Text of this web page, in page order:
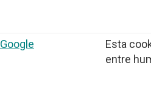
Google
Esta
entre